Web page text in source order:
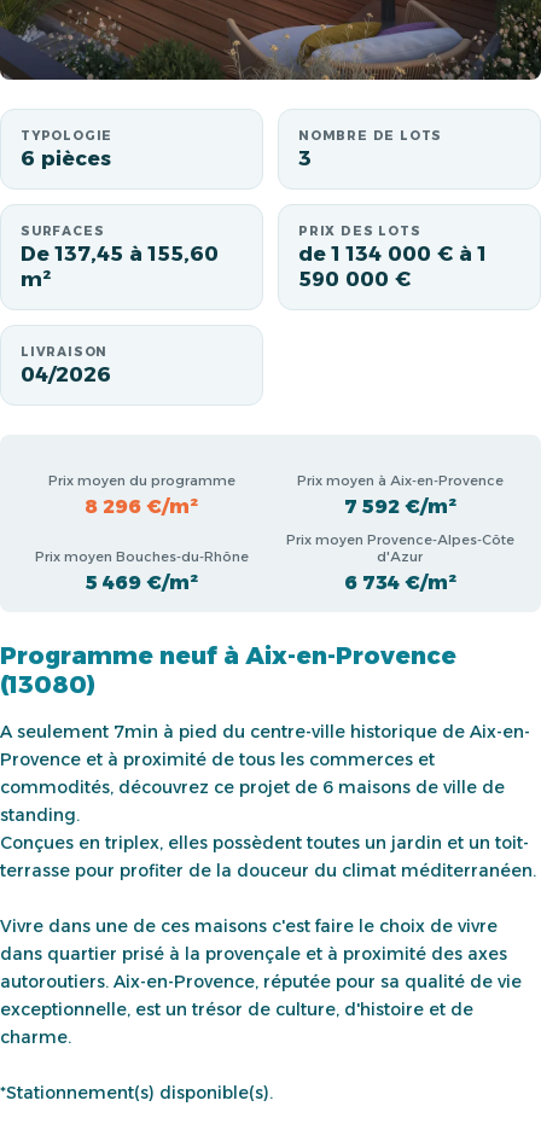
TYPOLOGIE
6 pièces
NOMBRE DE LOTS
3
SURFACES
De 137,45 à 155,60
m²
PRIX DES LOTS
de 1 134 000 € à 1
590 000 €
LIVRAISON
04/2026
Prix moyen du programme
8 296 €/m²
Prix moyen à Aix-en-Provence
7 592 €/m²
Prix moyen Bouches-du-Rhône
5 469 €/m²
Prix moyen Provence-Alpes-Côte
d'Azur
6 734 €/m²
Programme neuf à Aix-en-Provence
(13080)
A seulement 7min à pied du centre-ville historique de Aix-en-
Provence et à proximité de tous les commerces et
commodités, découvrez ce projet de 6 maisons de ville de
standing.
Conçues en triplex, elles possèdent toutes un jardin et un toit-
terrasse pour profiter de la douceur du climat méditerranéen.
Vivre dans une de ces maisons c'est faire le choix de vivre
dans quartier prisé à la provençale et à proximité des axes
autoroutiers. Aix-en-Provence, réputée pour sa qualité de vie
exceptionnelle, est un trésor de culture, d'histoire et de
charme.
*Stationnement(s) disponible(s).